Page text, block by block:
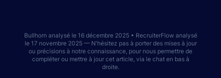
Bullhorn analysé le 16 décembre 2025 • RecruiterFlow analysé
le 17 novembre 2025 — N'hésitez pas à porter des mises à jour
ou précisions à notre connaissance, pour nous permettre de
compléter ou mettre à jour cet article, via le chat en bas à
droite.